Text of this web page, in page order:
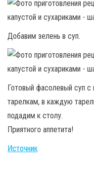
Добавим зелень в суп.
Готовый фасолевый суп с
тарелкам, в каждую
подадим к столу.
Приятного аппетита!
Источник